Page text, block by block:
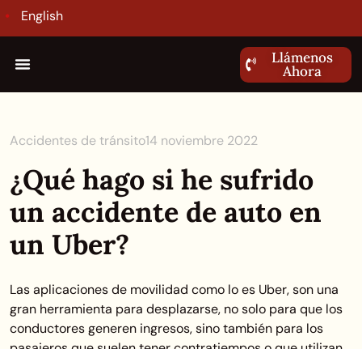
English
Llámenos
Ahora
Accidentes de tránsito14 noviembre 2022
¿Qué hago si he sufrido
un accidente de auto en
un Uber?
Las aplicaciones de movilidad como lo es Uber, son una
gran herramienta para desplazarse, no solo para que los
conductores generen ingresos, sino también para los